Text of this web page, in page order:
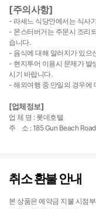
[주의사항]
- 라세느 식당안에서는 식사
- 몬스터버거는 주문시 조리
습니다.
- 음식에 대해 알러지가 있으
- 현지투어 이용시 문제가 발
시기 바랍니다.
- 해외여행 중 만일의 경우에
[업체정보]
업 체 명 : 롯데호텔
주 소 :185 Gun Beach
취소 환불 안내
본 상품은 예약금 지불 시점